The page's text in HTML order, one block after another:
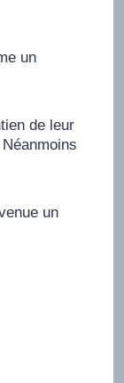
un
de leur
un